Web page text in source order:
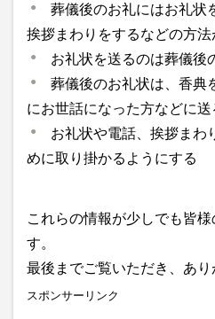
葬儀後のお礼にはお礼状
挨拶まわりをするなどの方法
お礼状を送るのは葬儀後
葬儀後のお礼状は、香典
にお世話になった方などに送
お礼状や電話、挨拶まわ
めに取り掛かるようにする
これらの情報が少しでも皆
す。
最後までご覧いただき、あり
スポンサーリンク